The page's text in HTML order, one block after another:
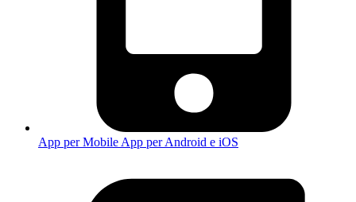
App per Mobile App per Android e iOS